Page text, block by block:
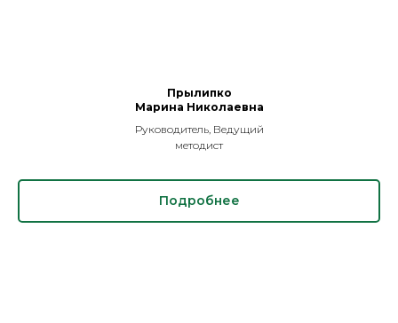
Прылипко
Марина Николаевна
Руководитель, Ведущий
методист
Подробнее